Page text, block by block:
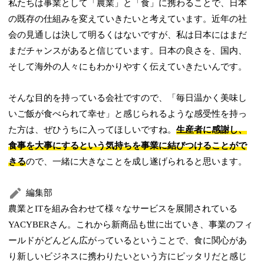
私たちは事業として「農業」と「食」に携わることで、日本
の既存の仕組みを変えていきたいと考えています。近年の社
会の見通しは決して明るくはないですが、私は日本にはまだ
まだチャンスがあると信じています。日本の良さを、国内、
そして海外の人々にもわかりやすく伝えていきたいんです。
そんな目的を持っている会社ですので、「毎日温かく美味し
いご飯が食べられて幸せ」と感じられるような感受性を持っ
た方は、ぜひうちに入ってほしいですね。生産者に感謝し、
食事を大事にするという気持ちを事業に結びつけることがで
きるので、一緒に大きなことを成し遂げられると思います。
編集部
農業とITを組み合わせて様々なサービスを展開されている
YACYBERさん。これから新商品も世に出ていき、事業のフィ
ールドがどんどん広がっているということで、食に関心があ
り新しいビジネスに携わりたいという方にピッタリだと感じ